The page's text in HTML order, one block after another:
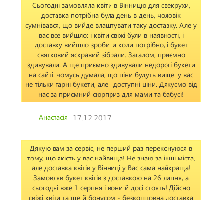
Сьогодні замовляла квіти в Вінницю для свекрухи,
доставка потрібна була день в день, чоловік
сумнівався, що вийде влаштувати таку доставку. Але у
вас все вийшло: і квіти свіжі були в наявності, і
доставку вийшло зробити коли потрібно, і букет
святковий яскравий зібрали. Загалом, приємно
здивували. А ще приємно здивували недорогі букети
на сайті. чомусь думала, що ціни будуть вище. у вас
не тільки гарні букети, але і доступні ціни. Дякуємо від
нас за приємний сюрприз для мами та бабусі!
Анастасія 17.12.2017
Дякую вам за сервіс, не перший раз переконуюся в
тому, що якість у вас найвища! Не знаю за інші міста,
але доставка квітів у Вінниці у Вас сама найкраща!
Замовляв букет квітів з доставкою на 26 липня, а
сьогодні вже 1 серпня і вони й досі стоять! Дійсно
свіжі квіти та ще й бонусом - безкоштовна доставка